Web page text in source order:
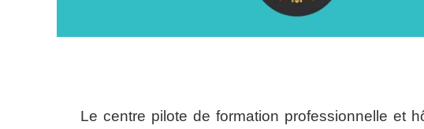
Le centre pilote de formation professionnelle et